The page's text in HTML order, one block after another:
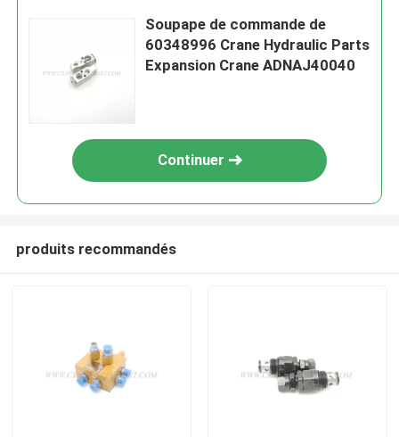
Soupape de commande de
60348996 Crane Hydraulic Parts
Expansion Crane ADNAJ40040
Continuer
produits recommandés